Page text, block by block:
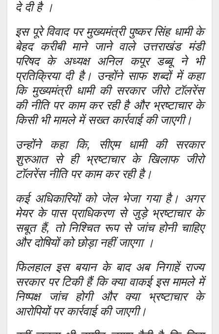
दे दी है ।
इस पूरे विवाद पर मुख्यमंत्री पुष्कर सिंह धामी के
बेहद करीबी माने जाने वाले उत्तराखंड मंडी
परिषद के अध्यक्ष अनिल कपूर डब्बू ने भी
प्रतिक्रिया दी है। उन्होंने साफ शब्दों में कहा
कि मुख्यमंत्री धामी की सरकार जीरो टॉलरेंस
की नीति पर काम कर रही है और भ्रष्टाचार के
किसी भी मामले में सख्त कार्रवाई की जाएगी।
उन्होंने कहा कि, सीएम धामी की सरकार
शुरुआत से ही भ्रष्टाचार के खिलाफ जीरो
टॉलरेंस नीति पर काम कर रही है।
कई अधिकारियों को जेल भेजा गया है। अगर
मेयर के पास प्राधिकरण से जुड़े भ्रष्टाचार के
सबूत हैं, तो निश्चित रूप से जांच होनी चाहिए
और दोषियों को छोड़ा नहीं जाएगा ।
फिलहाल इस बयान के बाद अब निगाहें राज्य
सरकार पर टिकी हैं कि क्या वाकई इस मामले में
निष्पक्ष जांच होगी और क्या भ्रष्टाचार के
आरोपियों पर कार्रवाई की जाएगी।